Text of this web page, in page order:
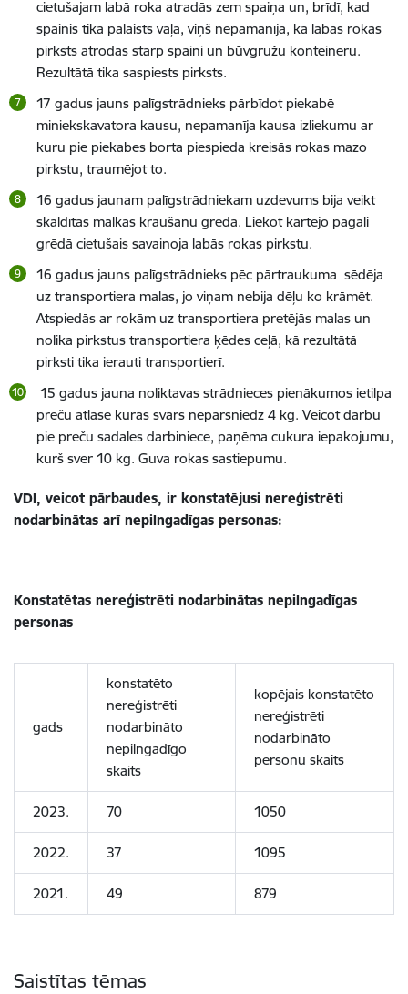
cietušajam labā roka atradās zem spaiņa un, brīdī, kad
spainis tika palaists vaļā, viņš nepamanīja, ka labās rokas
pirksts atrodas starp spaini un būvgružu konteineru.
Rezultātā tika saspiests pirksts.
17 gadus jauns palīgstrādnieks pārbīdot piekabē
miniekskavatora kausu, nepamanīja kausa izliekumu ar
kuru pie piekabes borta piespieda kreisās rokas mazo
pirkstu, traumējot to.
16 gadus jaunam palīgstrādniekam uzdevums bija veikt
skaldītas malkas kraušanu grēdā. Liekot kārtējo pagali
grēdā cietušais savainoja labās rokas pirkstu.
16 gadus jauns palīgstrādnieks pēc pārtraukuma sēdēja
uz transportiera malas, jo viņam nebija dēļu ko krāmēt.
Atspiedās ar rokām uz transportiera pretējās malas un
nolika pirkstus transportiera ķēdes ceļā, kā rezultātā
pirksti tika ierauti transportierī.
15 gadus jauna noliktavas strādnieces pienākumos ietilpa
preču atlase kuras svars nepārsniedz 4 kg. Veicot darbu
pie preču sadales darbiniece, paņēma cukura iepakojumu,
kurš sver 10 kg. Guva rokas sastiepumu.
VDI, veicot pārbaudes, ir konstatējusi nereģistrēti
nodarbinātas arī nepilngadīgas personas:
Konstatētas nereģistrēti nodarbinātas nepilngadīgas
personas
gads
konstatēto
nereģistrēti
nodarbināto
nepilngadīgo
skaits
kopējais konstatēto
nereģistrēti
nodarbināto
personu skaits
2023. 70 1050
2022. 37 1095
2021. 49 879
Saistītas tēmas